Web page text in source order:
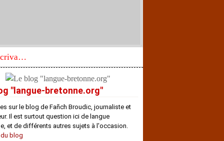
Réhabilitation d’un écrivain de langue bretonne aujourd’hui mal connu et méconnu
"langue-bretonne.org"
sur le blog de Fañch Broudic, journaliste et
Il est surtout question ici de langue
et de différents autres sujets à l'occasion.
blog